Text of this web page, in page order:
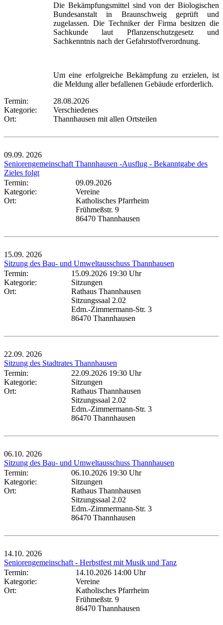
Die Bekämpfungsmittel sind von der Biologischen
Bundesanstalt in Braunschweig geprüft und
zugelassen. Die Techniker der Firma besitzen die
Sachkunde laut Pflanzenschutzgesetz und
Sachkenntnis nach der Gefahrstoffverordnung.
Um eine erfolgreiche Bekämpfung zu erzielen, ist
die Meldung aller befallenen Gebäude erforderlich.
Termin:
28.08.2026
Kategorie:
Verschiedenes
Ort:
Thannhausen mit allen Ortsteilen
09.09. 2026
Seniorengemeinschaft Thannhausen -Ausflug - Bekanntgabe des
Zieles folgt
Termin:
09.09.2026
Kategorie:
Vereine
Ort:
Katholisches Pfarrheim
Frühmeßstr. 9
86470 Thannhausen
15.09. 2026
Sitzung des Bau- und Umweltausschuss Thannhausen
Termin:
15.09.2026 19:30 Uhr
Kategorie:
Sitzungen
Ort:
Rathaus Thannhausen
Sitzungssaal 2.02
Edm.-Zimmermann-Str. 3
86470 Thannhausen
22.09. 2026
Sitzung des Stadtrates Thannhausen
Termin:
22.09.2026 19:30 Uhr
Kategorie:
Sitzungen
Ort:
Rathaus Thannhausen
Sitzungssaal 2.02
Edm.-Zimmermann-Str. 3
86470 Thannhausen
06.10. 2026
Sitzung des Bau- und Umweltausschuss Thannhausen
Termin:
06.10.2026 19:30 Uhr
Kategorie:
Sitzungen
Ort:
Rathaus Thannhausen
Sitzungssaal 2.02
Edm.-Zimmermann-Str. 3
86470 Thannhausen
14.10. 2026
Seniorengemeinschaft - Herbstfest mit Musik und Tanz
Termin:
14.10.2026 14:00 Uhr
Kategorie:
Vereine
Ort:
Katholisches Pfarrheim
Frühmeßstr. 9
86470 Thannhausen